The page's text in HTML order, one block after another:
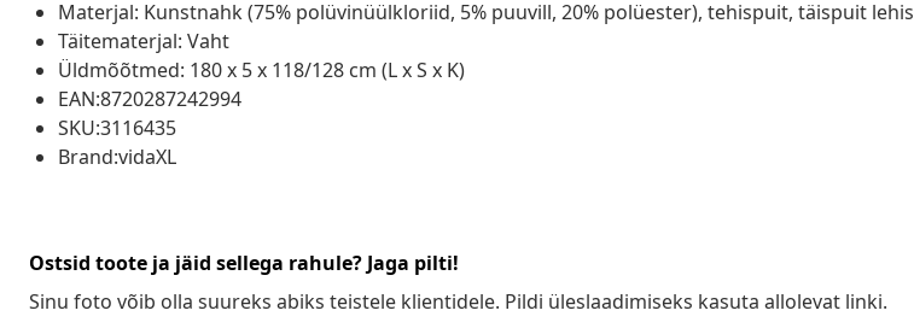
Materjal: Kunstnahk (75% polüvinüülkloriid, 5% puuvill, 20% polüester), tehispuit, täispuit lehis
Täitematerjal: Vaht
Üldmõõtmed: 180 x 5 x 118/128 cm (L x S x K)
EAN:8720287242994
SKU:3116435
Brand:vidaXL
Ostsid toote ja jäid sellega rahule? Jaga pilti!
Sinu foto võib olla suureks abiks teistele klientidele. Pildi üleslaadimiseks kasuta allolevat linki.